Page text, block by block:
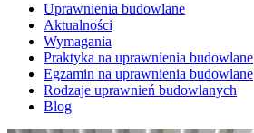
Uprawnienia budowlane
Aktualności
Wymagania
Praktyka na uprawnienia budowlane
Egzamin na uprawnienia budowlane
Rodzaje uprawnień budowlanych
Blog